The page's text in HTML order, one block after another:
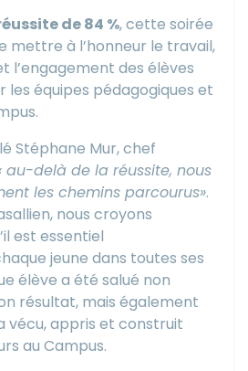
de 84 %, cette soirée
mettre à l’honneur le travail,
l’engagement des élèves
équipes pédagogiques et
Stéphane Mur, chef
au-delà de la réussite, nous
les chemins parcourus».
nous croyons
est essentiel
jeune dans toutes ses
élève a été salué non
résultat, mais également
vécu, appris et construit
au Campus.